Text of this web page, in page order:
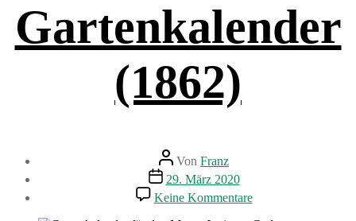
Gartenkalender
(1862)
Beitragsautor
Von Franz
Beitragsdatum
29. März 2020
Keine Kommentarezu
Gartenarbeiten